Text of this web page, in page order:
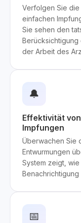
Verfolgen Sie
einfachen
Sie sehen den
der Arbeit des
🔔
Effektivität
Impfungen
Überwachen Sie
Entwurmungen
System zeigt,
📅